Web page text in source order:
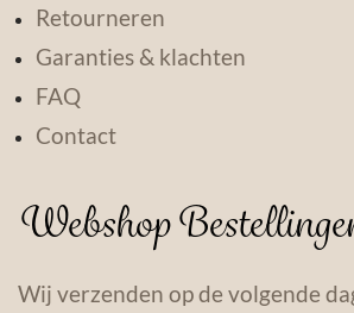
Retourneren
Garanties & klachten
FAQ
Contact
Webshop
Wij verzenden op de volgende